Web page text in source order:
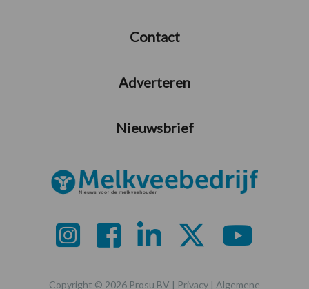
Contact
Adverteren
Nieuwsbrief
Copyright © 2026 Prosu BV | Privacy | Algemene